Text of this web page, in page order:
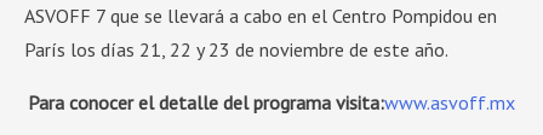
ASVOFF 7 que se llevará a cabo en el Centro Pompidou en
París los días 21, 22 y 23 de noviembre de este año.
Para conocer el detalle del programa visita:www.asvoff.mx